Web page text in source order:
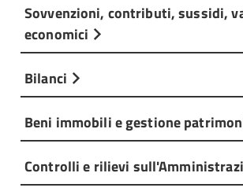
Sovvenzioni, contributi, sussidi,
economici
Bilanci
Beni immobili e gestione
Controlli e rilievi